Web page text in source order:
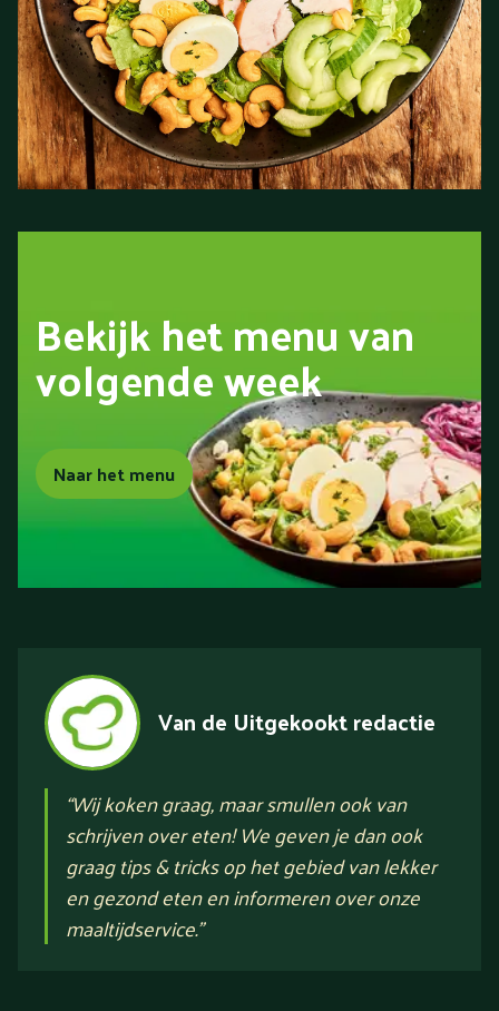
Bekijk het menu van
volgende week
Naar het menu
Van de Uitgekookt redactie
“Wij koken graag, maar smullen ook van
schrijven over eten! We geven je dan ook
graag tips & tricks op het gebied van lekker
en gezond eten en informeren over onze
maaltijdservice.”